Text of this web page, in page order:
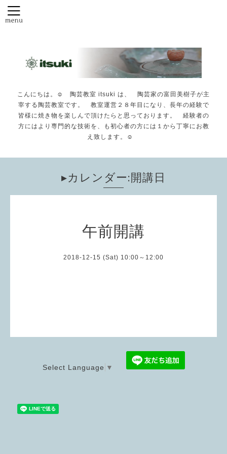
こんにちは。☺️ 陶芸教室 itsuki は、 陶芸家の富田美樹子が主
宰する陶芸教室です。 教室運営２８年目になり、長年の経験で
皆様に焼き物を楽しんで頂けたらと思っております。 経験者の
方にはより専門的な技術を、も初心者の方には１から丁寧にお教
え致します。☺️
▸カレンダー:開講日
午前開講
2018-12-15 (Sat) 10:00～12:00
Select Language ▼